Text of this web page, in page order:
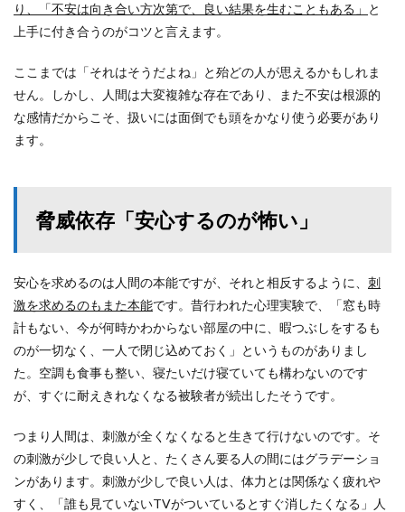
り、「不安は向き合い方次第で、良い結果を生むこともある」 と
上手に付き合うのがコツと言えます。
ここまでは「それはそうだよね」と殆どの人が思えるかもしれま
せん。しかし、人間は大変複雑な存在であり、また不安は根源的
な感情だからこそ、扱いには面倒でも頭をかなり使う必要があり
ます。
脅威依存「安心するのが怖い」
安心を求めるのは人間の本能ですが、それと相反するように、 刺
激を求めるのもまた本能です。昔行われた心理実験で、「窓も時
計もない、今が何時かわからない部屋の中に、暇つぶしをするも
のが一切なく、一人で閉じ込めておく」というものがありまし
た。空調も食事も整い、寝たいだけ寝ていても構わないのです
が、すぐに耐えきれなくなる被験者が続出したそうです。
つまり人間は、刺激が全くなくなると生きて行けないのです。そ
の刺激が少しで良い人と、たくさん要る人の間にはグラデーショ
ンがあります。刺激が少しで良い人は、体力とは関係なく疲れや
すく、「誰も見ていないTVがついているとすぐ消したくなる」人